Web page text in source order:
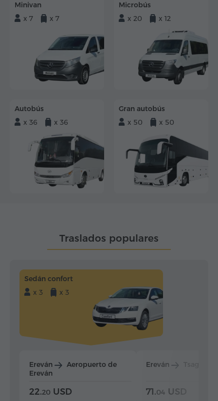
Minivan
x 7
x 7
Microbús
x 20
x 12
Autobús
x 36
x 36
Gran autobús
x 50
x 50
Traslados populares
Sedán confort
x 3
x 3
Ereván
Aeropuerto de
Ereván
22.20 USD
Ereván
71.04 USD